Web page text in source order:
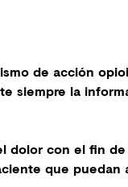
de acción
siempre la
dolor con el fin de
que puedan